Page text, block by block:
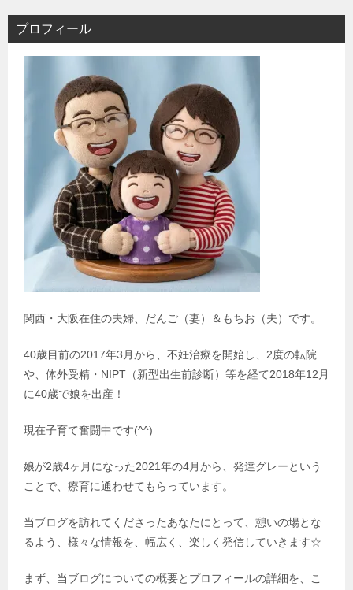
プロフィール
関西・大阪在住の夫婦、だんご（妻）＆もちお（夫）です。
40歳目前の2017年3月から、不妊治療を開始し、2度の転院
や、体外受精・NIPT（新型出生前診断）等を経て2018年12月
に40歳で娘を出産！
現在子育て奮闘中です(^^)
娘が2歳4ヶ月になった2021年の4月から、発達グレーという
ことで、療育に通わせてもらっています。
当ブログを訪れてくださったあなたにとって、憩いの場とな
るよう、様々な情報を、幅広く、楽しく発信していきます☆
まず、当ブログについての概要とプロフィールの詳細を、こ